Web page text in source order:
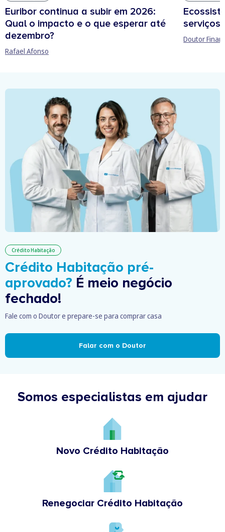
Euribor continua a subir em 2026:
Qual o impacto e o que esperar até
dezembro?
Rafael Afonso
serviços
Doutor
Crédito Habitação
Crédito Habitação pré-
aprovado? É meio negócio
fechado!
Fale com o Doutor e prepare-se para comprar casa
Falar com o Doutor
Somos especialistas em ajudar
Novo Crédito Habitação
Renegociar Crédito Habitação